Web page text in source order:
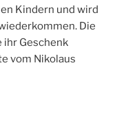
Kindern und wird
Die
ihr Geschenk
vom Nikolaus